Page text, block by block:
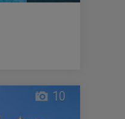
10